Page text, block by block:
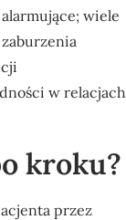
wiele
w relacjach
kroku?
przez